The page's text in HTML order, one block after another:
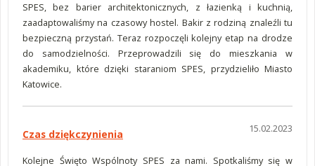
SPES, bez barier architektonicznych, z łazienką i kuchnią,
zaadaptowaliśmy na czasowy hostel. Bakir z rodziną znaleźli tu
bezpieczną przystań. Teraz rozpoczęli kolejny etap na drodze
do samodzielności. Przeprowadzili się do mieszkania w
akademiku, które dzięki staraniom SPES, przydzieliło Miasto
Katowice.
15.02.2023
Czas dziękczynienia
Kolejne Święto Wspólnoty SPES za nami. Spotkaliśmy się w